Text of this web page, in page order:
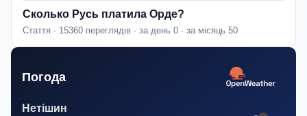
Сколько Русь платила Орде?
Стаття · 15360 переглядів · за день 0 · за місяць 50
Погода
Нетішин